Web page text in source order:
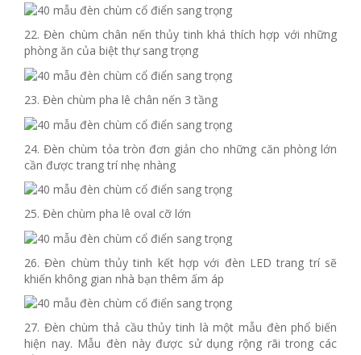
22. Đèn chùm chân nến thủy tinh khá thích hợp với những
phòng ăn của biệt thự sang trọng
23. Đèn chùm pha lê chân nến 3 tầng
24. Đèn chùm tỏa tròn đơn giản cho những căn phòng lớn
cần được trang trí nhẹ nhàng
25. Đèn chùm pha lê oval cỡ lớn
26. Đèn chùm thủy tinh kết hợp với đèn LED trang trí sẽ
khiến không gian nhà bạn thêm ấm áp
27. Đèn chùm thả cầu thủy tinh là một mẫu đèn phổ biến
hiện nay. Mẫu đèn này được sử dụng rộng rãi trong các